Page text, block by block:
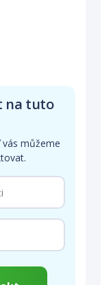
na tuto
můžeme